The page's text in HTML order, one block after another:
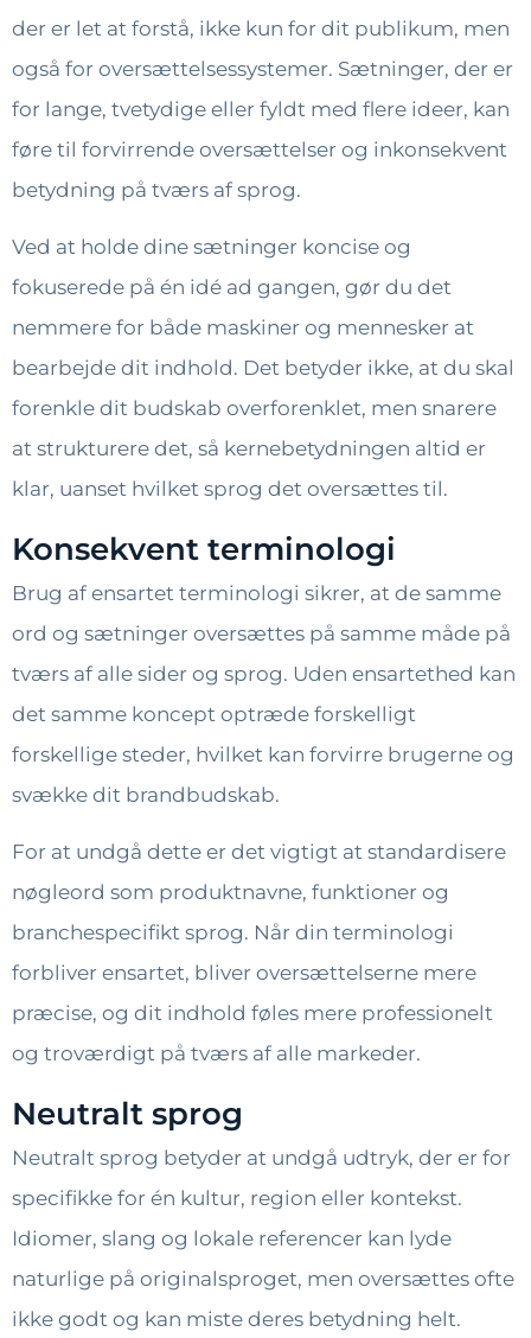
der er let at forstå, ikke kun for dit publikum, men
også for oversættelsessystemer. Sætninger, der er
for lange, tvetydige eller fyldt med flere ideer, kan
føre til forvirrende oversættelser og inkonsekvent
betydning på tværs af sprog.
Ved at holde dine sætninger koncise og
fokuserede på én idé ad gangen, gør du det
nemmere for både maskiner og mennesker at
bearbejde dit indhold. Det betyder ikke, at du skal
forenkle dit budskab overforenklet, men snarere
at strukturere det, så kernebetydningen altid er
klar, uanset hvilket sprog det oversættes til.
Konsekvent terminologi
Brug af ensartet terminologi sikrer, at de samme
ord og sætninger oversættes på samme måde på
tværs af alle sider og sprog. Uden ensartethed kan
det samme koncept optræde forskelligt
forskellige steder, hvilket kan forvirre brugerne og
svække dit brandbudskab.
For at undgå dette er det vigtigt at standardisere
nøgleord som produktnavne, funktioner og
branchespecifikt sprog. Når din terminologi
forbliver ensartet, bliver oversættelserne mere
præcise, og dit indhold føles mere professionelt
og troværdigt på tværs af alle markeder.
Neutralt sprog
Neutralt sprog betyder at undgå udtryk, der er for
specifikke for én kultur, region eller kontekst.
Idiomer, slang og lokale referencer kan lyde
naturlige på originalsproget, men oversættes ofte
ikke godt og kan miste deres betydning helt.